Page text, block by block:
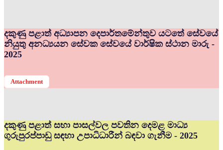
දකුණු පළාත් අධ්‍යාපන දෙපාර්තමේන්තුව යටතේ සේවයේ
නියුතු අනධ්‍යයන සේවක සේවයේ වාර්ෂික ස්ථාන මාරු -
2025
Attachment
දකුණු පළාත් සභා පාසල්වල පවතින දෙමළ මාධ්‍ය
ගුරුපුරප්පාඩු සඳහා උපාධිධාරීන් බඳවා ගැනීම - 2025